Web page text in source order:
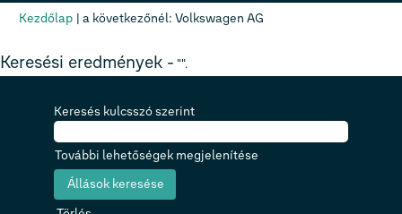
Kezdőlap | a következőnél: Volkswagen AG
Keresési eredmények - "".
Keresés kulcsszó szerint
További lehetőségek megjelenítése